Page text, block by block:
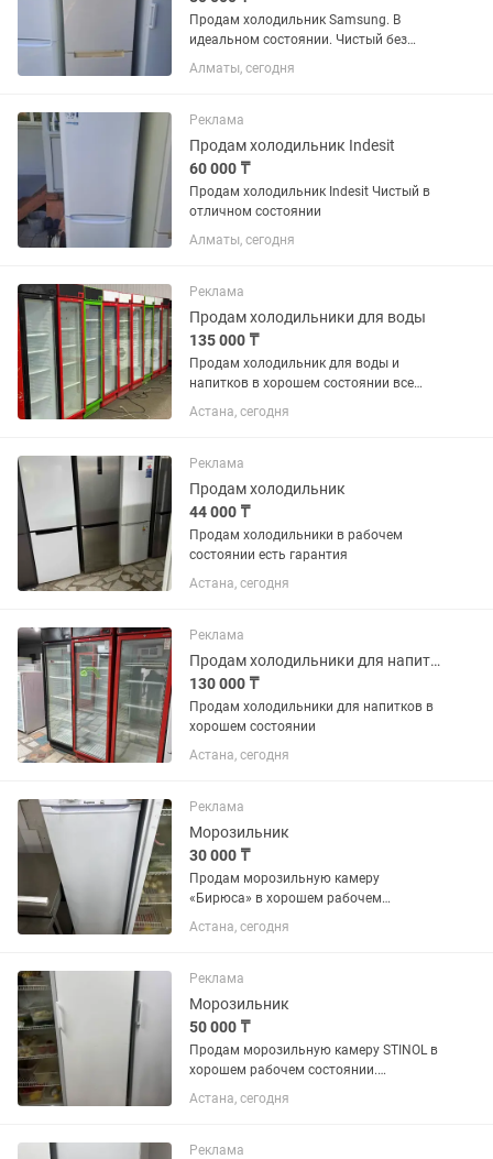
Продам холодильник Samsung. В
идеальном состоянии. Чистый без
запахов резинки целые. Возможно
доставка
Алматы, сегодня
Реклама
Продам холодильник Indesit
60 000 ₸
Продам холодильник Indesit Чистый в
отличном состоянии
Алматы, сегодня
Реклама
Продам холодильники для воды
135 000 ₸
Продам холодильник для воды и
напитков в хорошем состоянии все
работает без дефектов
Астана, сегодня
Реклама
Продам холодильник
44 000 ₸
Продам холодильники в рабочем
состоянии есть гарантия
Астана, сегодня
Реклама
Продам холодильники для напитков в хорошем состоянии
130 000 ₸
Продам холодильники для напитков в
хорошем состоянии
Астана, сегодня
Реклама
Морозильник
30 000 ₸
Продам морозильную камеру
«Бирюса» в хорошем рабочем
состоянии. Полностью исправна,
отлично морозит, работает без
наличии. Подходит для дома,
магазина, кафе или...
Астана, сегодня
Реклама
Морозильник
50 000 ₸
Продам морозильную камеру STINOL в
хорошем рабочем состоянии.
Полностью исправна, отлично
морозит, работает тихо. Все полки и
дома, магазина или дачи.
Астана, сегодня
Реклама